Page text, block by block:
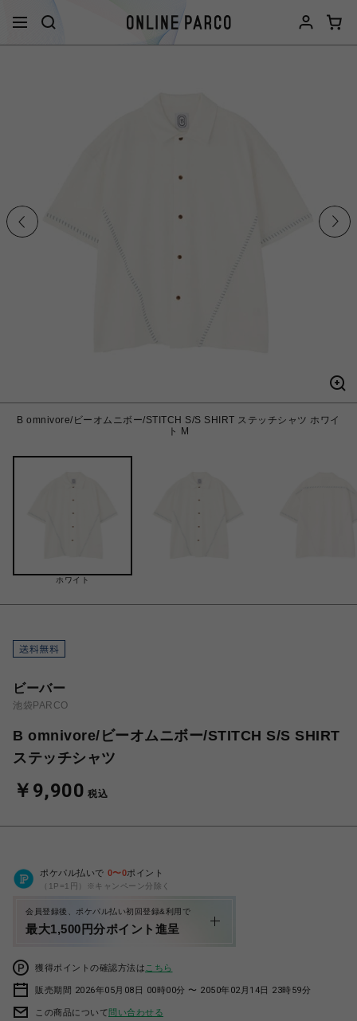
B omnivore/ビーオムニボー/STITCH S/S SHIRT ステッチシャツ ホワイ
ト M
ホワイト
ビーバー
池袋PARCO
B omnivore/ビーオムニボー/STITCH S/S SHIRT
ステッチシャツ
￥9,900 税込
ポケパル払いで 0〜0ポイント
（1P=1円）※キャンペーン分除く
会員登録後、ポケパル払い初回登録&利用で
最大1,500円分ポイント進呈
獲得ポイントの確認方法は こちら
販売期間 2026年05月08日 00時00分 〜 2050年02月14日 23時59分
この商品について問い合わせる